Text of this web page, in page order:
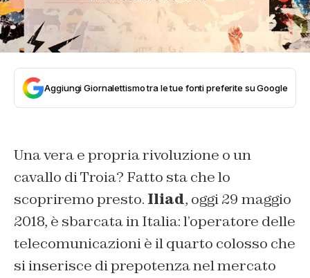
Aggiungi Giornalettismo tra le tue fonti preferite su Google
Una vera e propria rivoluzione o un
cavallo di Troia? Fatto sta che lo
scopriremo presto. Iliad, oggi 29 maggio
2018, è sbarcata in Italia: l’operatore delle
telecomunicazioni è il quarto colosso che
si inserisce di prepotenza nel mercato